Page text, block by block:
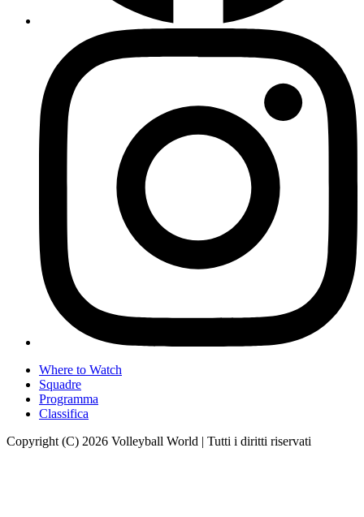
Where to Watch
Squadre
Programma
Classifica
Copyright (C) 2026 Volleyball World | Tutti i diritti riservati